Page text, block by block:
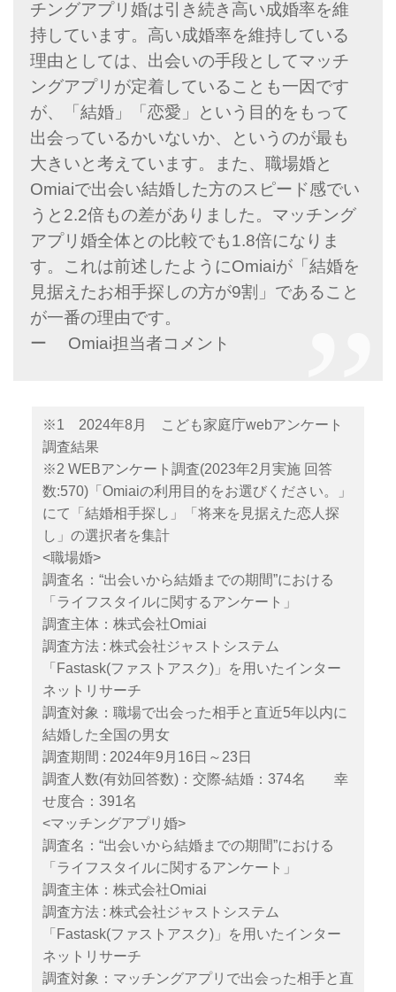
チングアプリ婚は引き続き高い成婚率を維
持しています。高い成婚率を維持している
理由としては、出会いの手段としてマッチ
ングアプリが定着していることも一因です
が、「結婚」「恋愛」という目的をもって
出会っているかいないか、というのが最も
大きいと考えています。また、職場婚と
Omiaiで出会い結婚した方のスピード感でい
うと2.2倍もの差がありました。マッチング
アプリ婚全体との比較でも1.8倍になりま
す。これは前述したようにOmiaiが「結婚を
見据えたお相手探しの方が9割」であること
が一番の理由です。
ー Omiai担当者コメント
※1 2024年8月 こども家庭庁webアンケート
調査結果
※2 WEBアンケート調査(2023年2月実施 回答
数:570)「Omiaiの利用目的をお選びください。」
にて「結婚相手探し」「将来を見据えた恋人探
し」の選択者を集計
<職場婚>
調査名：“出会いから結婚までの期間”における
「ライフスタイルに関するアンケート」
調査主体：株式会社Omiai
調査方法 : 株式会社ジャストシステム
「Fastask(ファストアスク)」を用いたインター
ネットリサーチ
調査対象：職場で出会った相手と直近5年以内に
結婚した全国の男女
調査期間 : 2024年9月16日～23日
調査人数(有効回答数)：交際‐結婚：374名 幸
せ度合：391名
<マッチングアプリ婚>
調査名：“出会いから結婚までの期間”における
「ライフスタイルに関するアンケート」
調査主体：株式会社Omiai
調査方法 : 株式会社ジャストシステム
「Fastask(ファストアスク)」を用いたインター
ネットリサーチ
調査対象：マッチングアプリで出会った相手と直